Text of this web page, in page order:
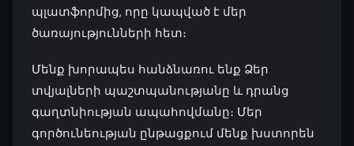
պլատֆորմից, որը կապված է մեր
ծառայությունների հետ։
Մենք խորապես հանձնառու ենք Ձեր
տվյալների պաշտպանությանը և դրանց
գաղտնիության ապահովմանը։ Մեր
գործունեության ընթացքում մենք խստորեն